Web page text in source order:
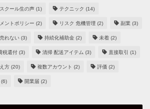
スクール生の声 (1) テクニック (14)
ントポリシー (2) リスク 危機管理 (2) 副業 (3)
売れない (3) 持続化補助金 (2) 未着 (2)
税還付 (3) 清掃 配送アイテム (3) 直接取引 (1)
方 (20) 複数アカウント (2) 評価 (2)
(6) 開業届 (2)